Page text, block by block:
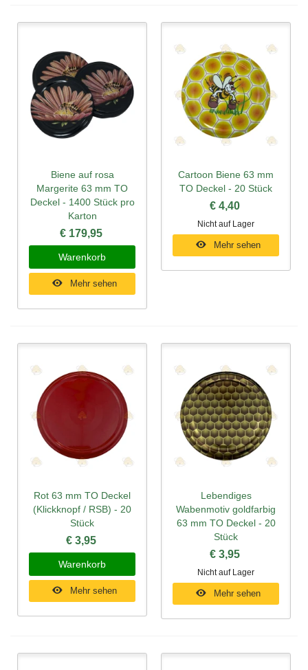
Biene auf rosa
Margerite 63 mm TO
Deckel - 1400 Stück pro
Karton
€ 179,95
Warenkorb
Mehr sehen
Cartoon Biene 63 mm
TO Deckel - 20 Stück
€ 4,40
Nicht auf Lager
Mehr sehen
Rot 63 mm TO Deckel
(Klickknopf / RSB) - 20
Stück
€ 3,95
Warenkorb
Mehr sehen
Lebendiges
Wabenmotiv goldfarbig
63 mm TO Deckel - 20
Stück
€ 3,95
Nicht auf Lager
Mehr sehen